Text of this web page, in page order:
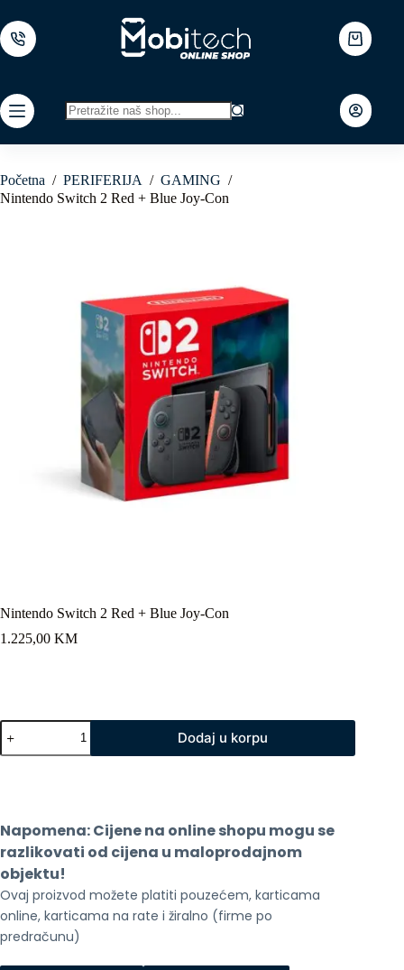
to
content
Shopping
cart
results
Početna / PERIFERIJA / GAMING /
Nintendo Switch 2 Red + Blue Joy-Con
Nintendo Switch 2 Red + Blue Joy-Con
1.225,00 KM
Nintendo
Switch
2
Con
količina
Dodaj u korpu
Napomena: Cijene na online shopu mogu se
razlikovati od cijena u maloprodajnom
objektu!
Ovaj proizvod možete platiti pouzećem, karticama
online, karticama na rate i žiralno (firme po
predračunu)